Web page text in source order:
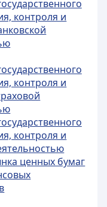
контроля и
контроля и
контроля и
ценных бумаг